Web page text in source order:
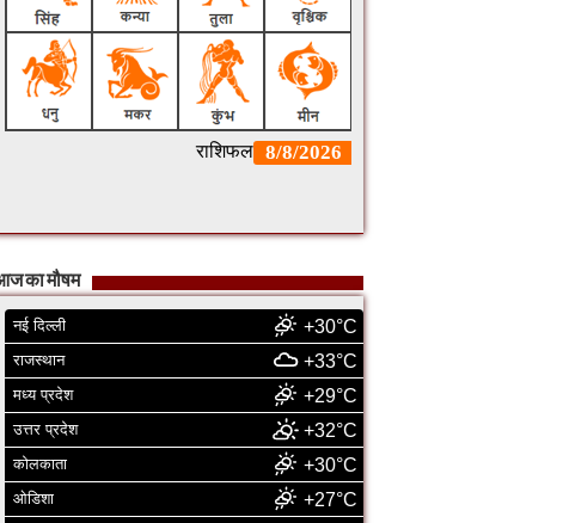
का मौषम
नई दिल्ली +30°C
राजस्थान +33°C
मध्य प्रदेश +29°C
उत्तर प्रदेश +32°C
कोलकाता +30°C
ओडिशा +27°C